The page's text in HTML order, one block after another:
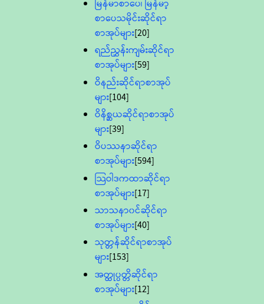
မြန်မာစာပေ၊ မြန်မာ့
စာပေသမိုင်းဆိုင်ရာ
စာအုပ်များ[20]
ရည်ညွှန်းကျမ်းဆိုင်ရာ
စာအုပ်များ[59]
ဝိနည်းဆိုင်ရာစာအုပ်
များ[104]
ဝိနိစ္ဆယဆိုင်ရာစာအုပ်
များ[39]
ဝိပဿနာဆိုင်ရာ
စာအုပ်များ[594]
သြဝါဒကထာဆိုင်ရာ
စာအုပ်များ[17]
သာသနာ၀င်ဆိုင်ရာ
စာအုပ်များ[40]
သုတ္တန်ဆိုင်ရာစာအုပ်
များ[153]
အတ္ထုပ္ပတ္တိဆိုင်ရာ
စာအုပ်များ[12]